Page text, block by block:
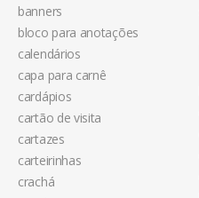
banners
bloco para anotações
calendários
capa para carnê
cardápios
cartão de visita
cartazes
carteirinhas
crachá